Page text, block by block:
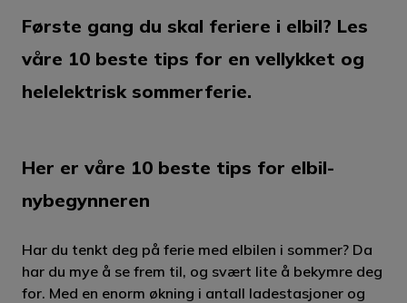
Første gang du skal feriere i elbil? Les
våre 10 beste tips for en vellykket og
helelektrisk sommerferie.
Her er våre 10 beste tips for elbil-
nybegynneren
Har du tenkt deg på ferie med elbilen i sommer? Da
har du mye å se frem til, og svært lite å bekymre deg
for. Med en enorm økning i antall ladestasjoner og